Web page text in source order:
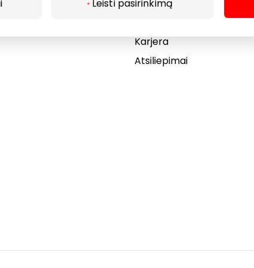
Leisti pasirinkimą
Akcijos
Karjera
Atsiliepimai